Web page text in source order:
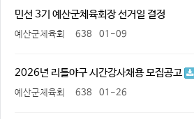
민선 3기 예산군체육회장 선거일 결정
예산군체육회 638 01-09
2026년 리틀야구 시간강사채용 모집공고
예산군체육회 638 01-26